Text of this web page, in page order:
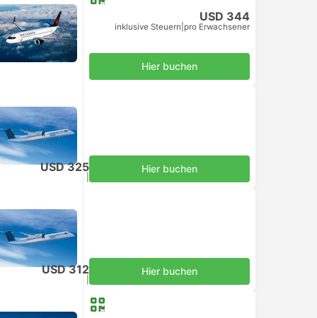
USD 344
inklusive Steuern pro Erwachsener
Hier buchen
USD 325 Hier buchen
USD 312 Hier buchen